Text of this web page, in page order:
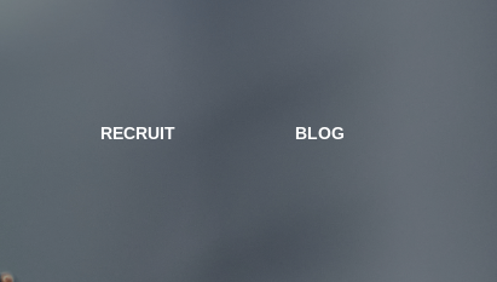
RECRUIT BLOG